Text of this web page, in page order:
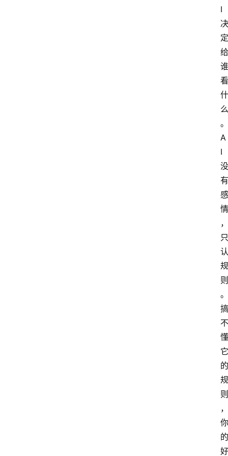
I
决
定
给
谁
看
什
么
。
A
I
没
有
感
情
，
只
认
规
则
。
搞
不
懂
它
的
规
则
，
你
的
好